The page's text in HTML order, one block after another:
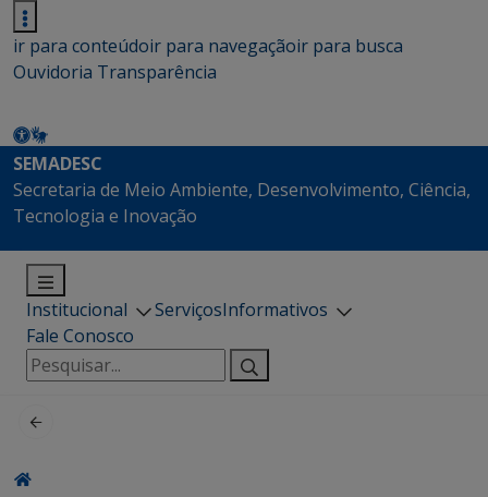
ir para conteúdoir para navegaçãoir para busca
Ouvidoria Transparência
SEMADESC
Secretaria de Meio Ambiente, Desenvolvimento, Ciência,
Tecnologia e Inovação
Institucional ServiçosInformativos
Fale Conosco
Pesquisar
por: